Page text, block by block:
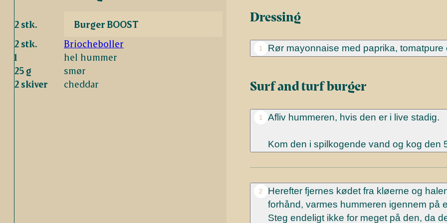
2 stk.
Burger BOOST
2 stk.
Briocheboller
1
hel hummer
25 g
smør
2 skiver
cheddar
Dressing
1 Rør mayonnaise med paprika,
Surf and turf burger
1 Afliv hummeren, hvis den er i live stadig.
Kom den i spilkogende vand og kog den
2
Herefter fjernes kødet fra kløerne og
forhånd, varmes hummeren igennem på
Steg endeligt ikke for meget på den, da